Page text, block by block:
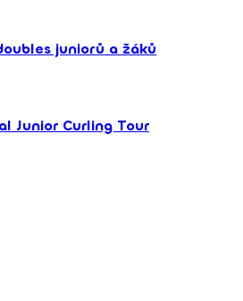
juniorů a žáků
Junior Curling Tour